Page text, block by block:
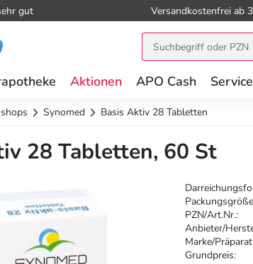
gut Versandkostenfrei ab
Aktionen APO Cash
Synomed Basis Aktiv 28 Tabletten
28 Tabletten, 60 St
PZN/Art.Nr.:
Anbieter/
Marke/
Grundpreis: